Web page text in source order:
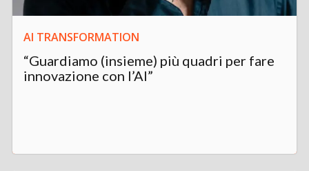
AI TRANSFORMATION
“Guardiamo (insieme) più quadri per fare
innovazione con l’AI”